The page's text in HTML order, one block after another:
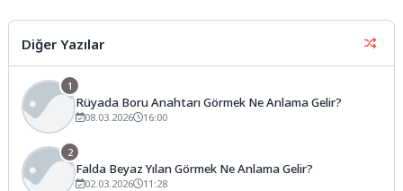
rızkı, sosyal ilişkilerde...
Diğer Yazılar
1
Rüyada Boru Anahtarı Görmek Ne Anlama Gelir?
08.03.2026 16:00
2
Falda Beyaz Yılan Görmek Ne Anlama Gelir?
02.03.2026 11:28